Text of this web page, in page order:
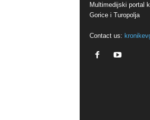
Multimedijski portal
Gorice i Turopolja
Contact us: